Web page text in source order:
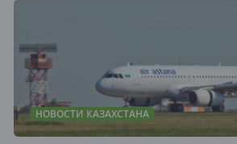
НОВОСТИ КАЗАХСТАНА